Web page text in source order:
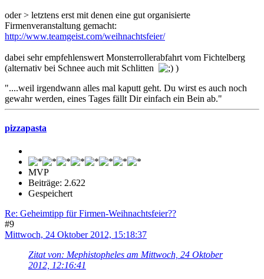
oder > letztens erst mit denen eine gut organisierte
Firmenveranstaltung gemacht:
http://www.teamgeist.com/weihnachtsfeier/
dabei sehr empfehlenswert Monsterrollerabfahrt vom Fichtelberg
(alternativ bei Schnee auch mit Schlitten
)
"....weil irgendwann alles mal kaputt geht. Du wirst es auch noch
gewahr werden, eines Tages fällt Dir einfach ein Bein ab."
pizzapasta
MVP
Beiträge: 2.622
Gespeichert
Re: Geheimtipp für Firmen-Weihnachtsfeier??
#9
Mittwoch, 24 Oktober 2012, 15:18:37
Zitat von: Mephistopheles am Mittwoch, 24 Oktober
2012, 12:16:41